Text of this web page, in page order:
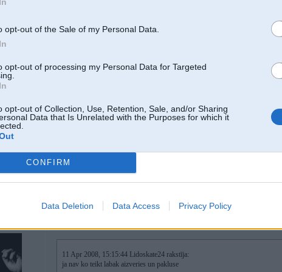
opt-out of the Sale of my Personal Data.
opt-out of processing my Personal Data for Targeted
opt-out of Collection, Use, Retention, Sale, and/or Sharing
Data that Is Unrelated with the Purposes for which it
CONFIRM
Data Deletion Data Access Privacy Policy
No sheit esoshajiem, domaaju, ka Ghostdog vareetu paliidzeet
11 Apr 2008, 15:15:44 Lidoskate24 rakstīja:
ja nav ko teikt labak aizveries un pakluse